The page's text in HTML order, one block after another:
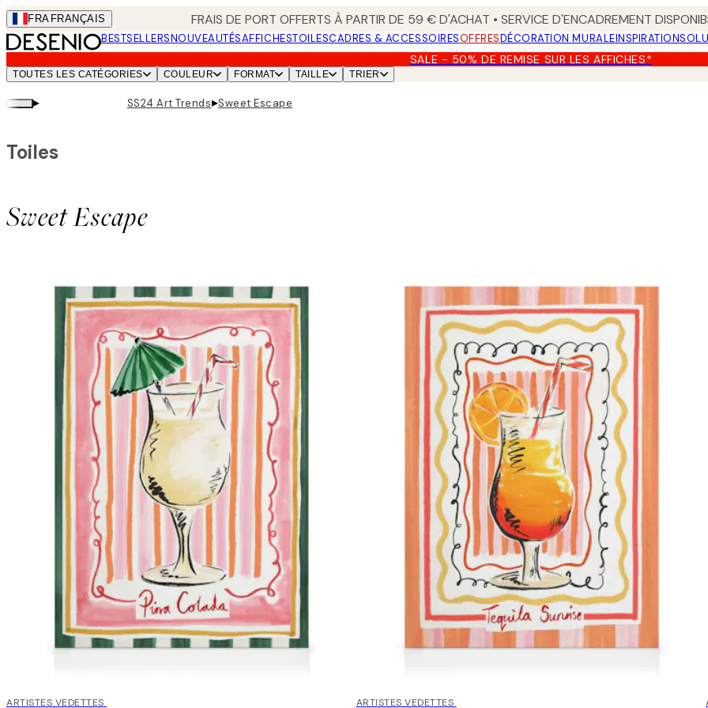
Skip
to
main
content.
FRA FRANÇAIS FRAIS DE PORT OFFERTS À PARTIR DE 59 € D'ACHAT • SERVICE D'ENCADREMENT
BESTSELLERSNOUVEAUTÉSAFFICHESTOILESCADRES & ACCESSOIRESOFFRESDÉCORATION MURALEINSPIRATION
SALE - 50% DE REMISE SUR LES AFFICHES*
TOUTES LES CATÉGORIES COULEUR FORMAT TAILLE TRIER
▸ SS24 Art Trends▸Sweet Escape
Sweet Escape
Toiles
30%*
ARTISTES VEDETTES 30%*
ARTISTES VEDETTES